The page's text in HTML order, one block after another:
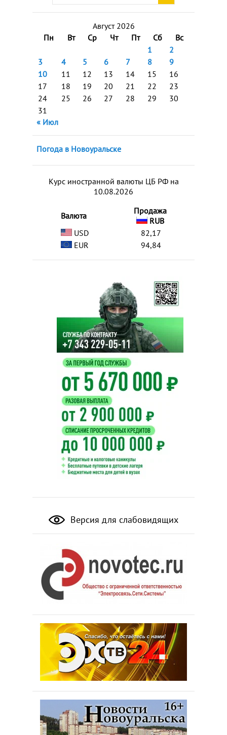
Август 2026
Пн
Вт Ср Чт Пт Сб
Вс
1
2
3
4 5 6 7 8
9
10
11 12 13 14 15
16
17
18 19 20 21 22
23
24
25 26 27 28 29
30
31
« Июл
Погода в Новоуральске
Курс иностранной валюты ЦБ РФ на
10.08.2026
Валюта
Продажа
RUB
USD
82,17
EUR
94,84
Версия для слабовидящих